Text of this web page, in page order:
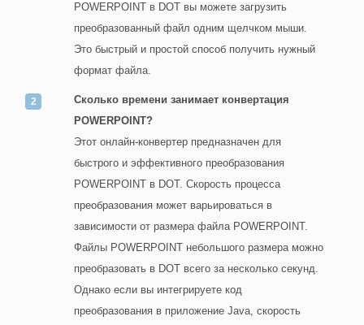
POWERPOINT в DOT вы можете загрузить
преобразованный файл одним щелчком мыши.
Это быстрый и простой способ получить нужный
формат файла.
Сколько времени занимает конвертация
POWERPOINT?
Этот онлайн-конвертер предназначен для
быстрого и эффективного преобразования
POWERPOINT в DOT. Скорость процесса
преобразования может варьироваться в
зависимости от размера файла POWERPOINT.
Файлы POWERPOINT небольшого размера можно
преобразовать в DOT всего за несколько секунд.
Однако если вы интегрируете код
преобразования в приложение Java, скорость